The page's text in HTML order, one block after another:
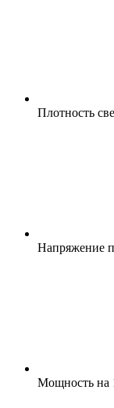
Плотность
Напряжение
Мощность на